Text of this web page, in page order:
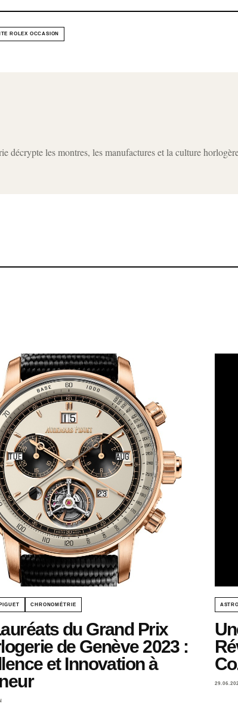
ROLEX OCCASION
décrypte les montres, les manufactures et la culture
CHRONOMÉTRIE
du Grand Prix
de Genève 2023 :
et Innovation à